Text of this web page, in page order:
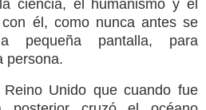
ciencia, el humanismo y el
él, como nunca antes se
pequeña pantalla, para
persona.
Unido que cuando fue